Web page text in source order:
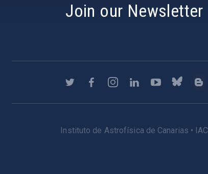
Join our Newsletter
Instituto de Astrofísica de Canarias • IAC